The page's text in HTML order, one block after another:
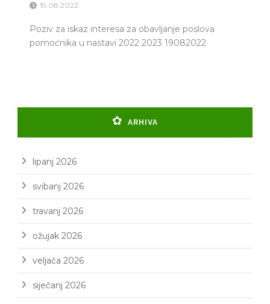
19.08.2022.
Poziv za iskaz interesa za obavljanje poslova
pomoćnika u nastavi 2022 2023 19082022
ARHIVA
lipanj 2026
svibanj 2026
travanj 2026
ožujak 2026
veljača 2026
siječanj 2026